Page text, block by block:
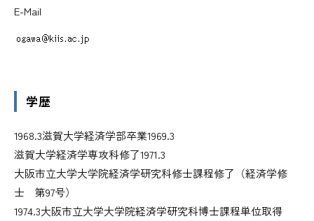
E-Mail
学歴
1968.3滋賀大学経済学部卒業1969.3
滋賀大学経済学専攻科修了1971.3
大阪市立大学大学院経済学研究科修士課程修了（経済学修
士 第97号）
1974.3大阪市立大学大学院経済学研究科博士課程単位取得